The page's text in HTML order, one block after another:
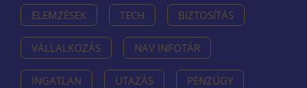
ELEMZÉSEK TECH BIZTOSÍTÁS
VÁLLALKOZÁS NAV INFOTÁR
INGATLAN UTAZÁS PÉNZÜGY